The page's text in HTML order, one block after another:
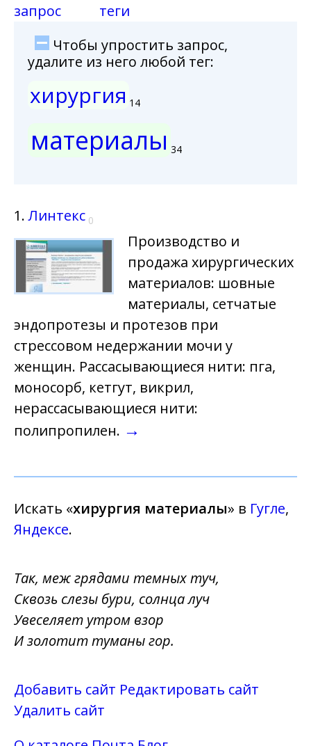
запрос
теги
Чтобы упростить запрос,
удалите из него любой тег:
хирургия 14
материалы 34
1.Линтекс 0
Производство и
продажа хирургических
материалов: шовные
материалы, сетчатые
эндопротезы и протезов при
стрессовом недержании мочи у
женщин. Рассасывающиеся нити: пга,
моносорб, кетгут, викрил,
нерассасывающиеся нити:
полипропилен. →
Искать «хирургия материалы» в Гугле,
Яндексе.
Так, меж грядами темных туч,
Сквозь слезы бури, солнца луч
Увеселяет утром взор
И золотит туманы гор.
Добавить сайт Редактировать сайт
Удалить сайт